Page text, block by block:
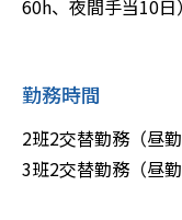
60h、夜間手当10日）
勤務時間
2班2交替勤務（昼
3班2交替勤務（昼